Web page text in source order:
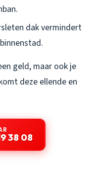
dak vermindert
geld, maar ook je
deze ellende en
38 08